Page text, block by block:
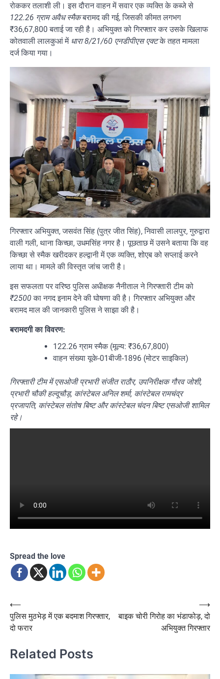
रोककर तलाशी ली। इस दौरान वाहन में सवार एक व्यक्ति के कब्जे से
122.26 ग्राम अवैध स्मैकबरामद की गई, जिसकी कीमत लगभग
₹36,67,800 बताई जा रही है। अभियुक्त को गिरफ्तार कर उसके खिलाफ
कोतवाली लालकुआं में धारा 8/21/60 एनडीपीएस एक्टके तहत मामला
दर्ज किया गया।
गिरफ्तार अभियुक्त, जसवंत सिंह (पुत्र जीत सिंह), निवासी लालपुर, गुरुद्वारा
वाली गली, थाना किच्छा, उधमसिंह नगर है। पूछताछ में उसने बताया कि वह
किच्छा से स्मैक खरीदकर हल्द्वानी में एक व्यक्ति, शोएब को सप्लाई करने
लाया था। मामले की विस्तृत जांच जारी है।
इस सफलता पर वरिष्ठ पुलिस अधीक्षक नैनीताल ने गिरफ्तारी टीम को
₹2500का नगद इनाम देने की घोषणा की है। गिरफ्तार अभियुक्त और
बरामद माल की जानकारी पुलिस ने साझा की है।
बरामदगी का विवरण:
122.26 ग्राम स्मैक (मूल्य: ₹36,67,800)
वाहन संख्या यूके-01बीजी-1896 (मोटर साइकिल)
गिरफ्तारी टीम में एसओजी प्रभारी संजीत राठौर, उपनिरीक्षक गौरव जोशी,
प्रभारी चौकी हल्दूचौड़, कांस्टेबल अनिल शर्मा, कांस्टेबल रामचंद्र
प्रजापति, कांस्टेबल संतोष बिष्ट और कांस्टेबल चंदन बिष्ट एसओजी शामिल
रहे।
Spread the love
Post
navigation
⟵
पुलिस मुठभेड़ में एक बदमाश गिरफ्तार,
दो फरार
बाइक चोरी गिरोह का भंडाफोड़, दो
अभियुक्त गिरफ्तार
⟶
Related Posts